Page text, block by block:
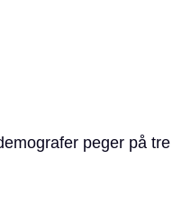
peger på tre